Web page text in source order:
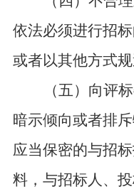
依法必须进行招
或者以其他方式规
（五）向评
暗示倾向或者排
应当保密的与招
料，与招标人、